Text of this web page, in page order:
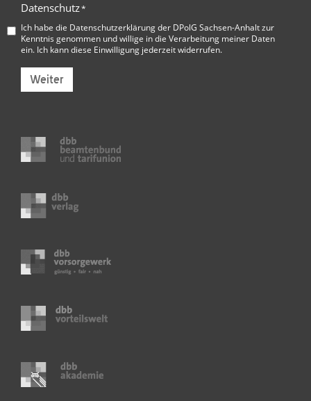
Datenschutz*
Ich habe die Datenschutzerklärung der DPolG Sachsen-Anhaltzur
Kenntnis genommen und willige in die Verarbeitung meiner Daten
ein. Ich kann diese Einwilligung jederzeit widerrufen.
Weiter